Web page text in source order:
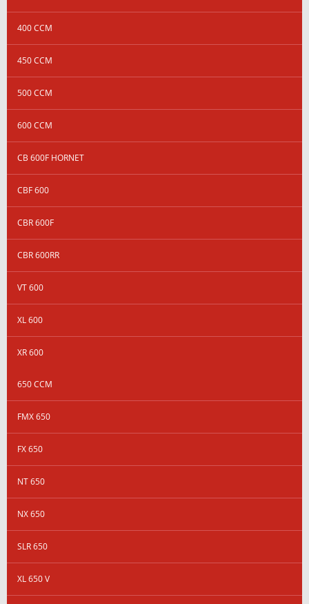
400 CCM
450 CCM
500 CCM
600 CCM
CB 600F HORNET
CBF 600
CBR 600F
CBR 600RR
VT 600
XL 600
XR 600
650 CCM
FMX 650
FX 650
NT 650
NX 650
SLR 650
XL 650 V